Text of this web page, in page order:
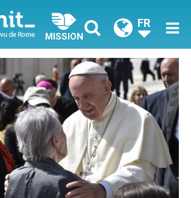
MISSION
FR